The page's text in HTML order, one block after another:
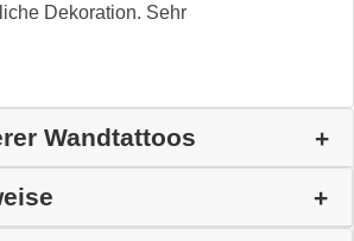
Dekoration. Sehr
Wandtattoos